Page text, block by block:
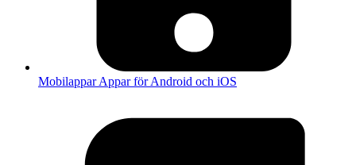
MobilapparAppar för Android och iOS